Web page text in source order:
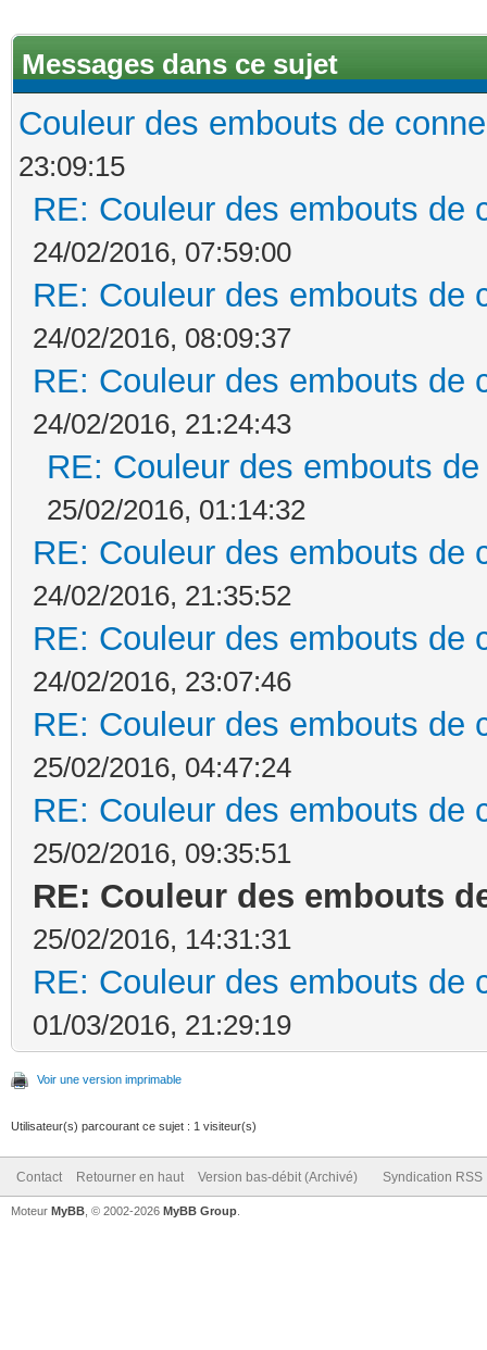
Messages dans ce sujet
Couleur des embouts de
23:09:15
RE: Couleur des embouts de
24/02/2016, 07:59:00
RE: Couleur des embouts de
24/02/2016, 08:09:37
RE: Couleur des embouts de
24/02/2016, 21:24:43
RE: Couleur des embouts
25/02/2016, 01:14:32
RE: Couleur des embouts de
24/02/2016, 21:35:52
RE: Couleur des embouts de
24/02/2016, 23:07:46
RE: Couleur des embouts de
25/02/2016, 04:47:24
RE: Couleur des embouts de
25/02/2016, 09:35:51
RE: Couleur des embouts
25/02/2016, 14:31:31
RE: Couleur des embouts de
01/03/2016, 21:29:19
Voir une version imprimable
Utilisateur(s) parcourant ce sujet : 1 visiteur(s)
Contact Retourner en haut Version bas-débit (Archivé) Syndication RSS
Moteur MyBB , © 2002-2026 MyBB Group